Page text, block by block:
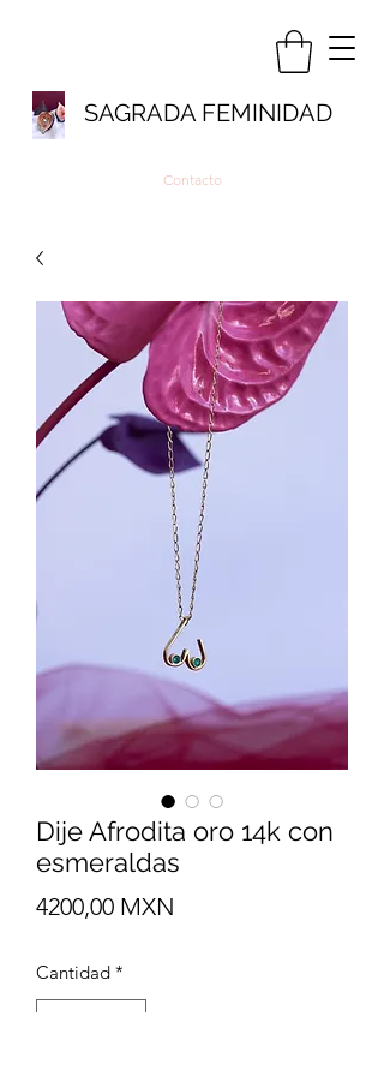
SAGRADA FEMINIDAD
Contacto
Dije Afrodita oro 14k con
esmeraldas
4200,00 MXN
Cantidad *